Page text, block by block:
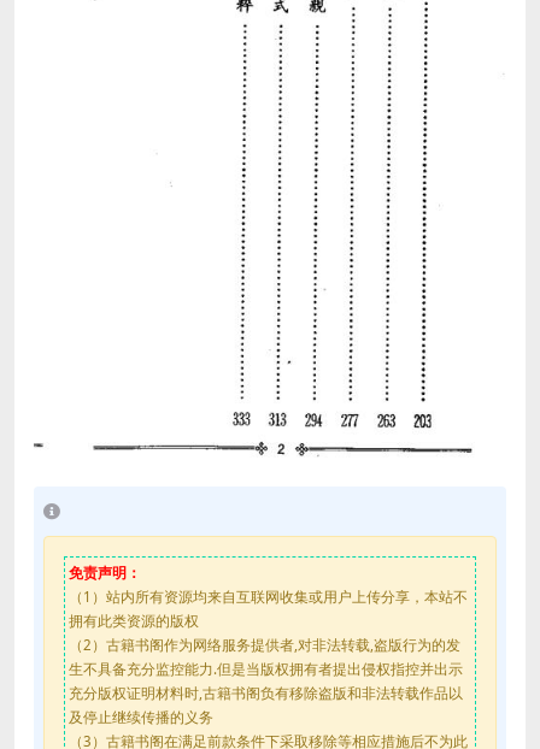
免责声明：
（1）站内所有资源均来自互联网收集或用户上传分享，本站不
拥有此类资源的版权
（2）古籍书阁作为网络服务提供者,对非法转载,盗版行为的发
生不具备充分监控能力.但是当版权拥有者提出侵权指控并出示
充分版权证明材料时,古籍书阁负有移除盗版和非法转载作品以
及停止继续传播的义务
（3）古籍书阁在满足前款条件下采取移除等相应措施后不为此